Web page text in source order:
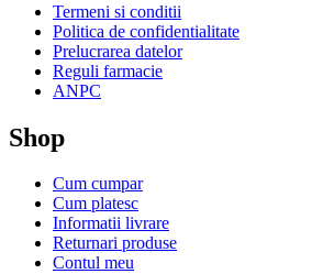
Termeni si conditii
Politica de confidentialitate
Prelucrarea datelor
Reguli farmacie
ANPC
Shop
Cum cumpar
Cum platesc
Informatii livrare
Returnari produse
Contul meu